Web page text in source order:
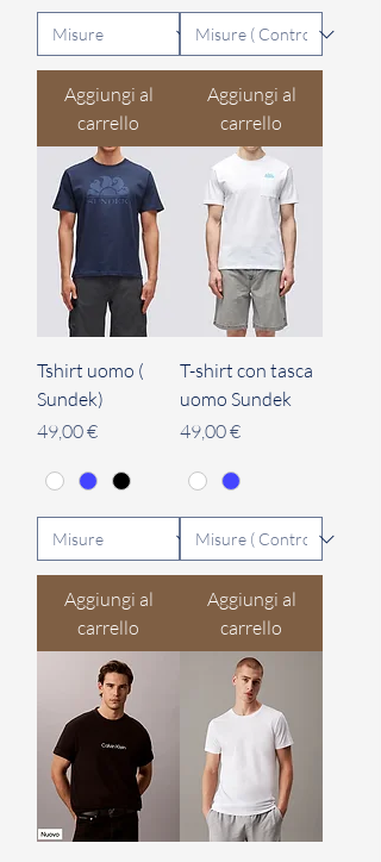
Aggiungi al
carrello
Aggiungi al
carrello
Tshirt uomo (
Sundek)
Prezzo
49,00 €
Aggiungi al
carrello
T-shirt con tasca
uomo Sundek
Prezzo
49,00 €
Aggiungi al
carrello